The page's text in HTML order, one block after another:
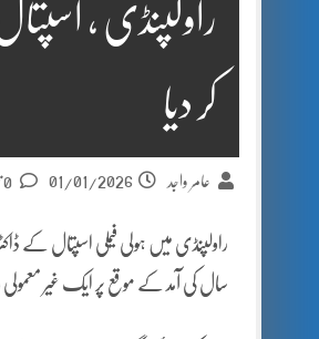
راولپنڈی ،
کر دیا
عامر واجد 01/01/2026
راولپنڈی میں ہولی فیملی اسپتال کے
سال کی آمد کے موقع پر ایک غیر معمولی